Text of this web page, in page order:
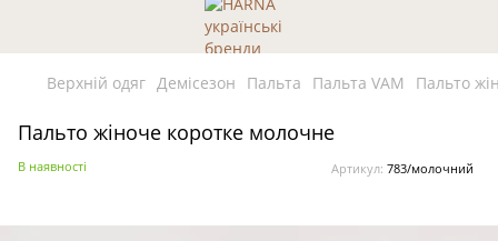
Верхній одяг Демісезон Пальта Пальта VAM Пальто
Пальто жіноче коротке молочне
В наявності Артикул: 783/молочний